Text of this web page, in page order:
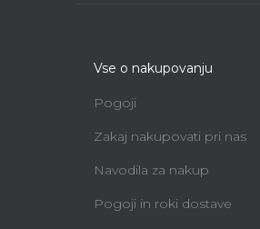
Vse o nakupovanju
Pogoji
Zakaj nakupovati pri nas
Navodila za nakup
Pogoji in roki dostave